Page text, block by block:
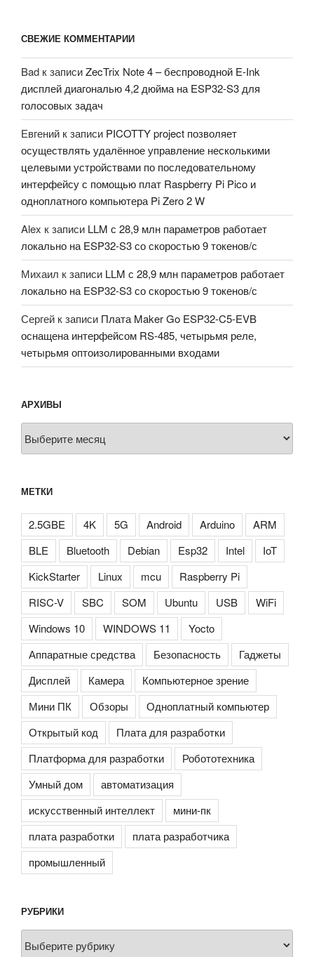
СВЕЖИЕ КОММЕНТАРИИ
Bad к записиZecTrix Note 4 – беспроводной E-Ink
дисплей диагональю 4,2 дюйма на ESP32-S3 для
голосовых задач
Евгений к записи PICOTTY project позволяет
осуществлять удалённое управление несколькими
целевыми устройствами по последовательному
интерфейсу с помощью плат Raspberry Pi Pico и
одноплатного компьютера Pi Zero 2 W
Alex к записи LLM с 28,9 млн параметров работает
локально на ESP32-S3 со скоростью 9 токенов/с
Михаил к записи LLM с 28,9 млн параметров работает
локально на ESP32-S3 со скоростью 9 токенов/с
Сергей к записи Плата Maker Go ESP32-C5-EVB
оснащена интерфейсом RS-485, четырьмя реле,
четырьмя оптоизолированными входами
АРХИВЫ
МЕТКИ
2.5GBE 4K 5G Android Arduino
ARM
BLE
Bluetooth Debian Esp32 Intel
IoT
KickStarter
Linux mcu
Raspberry Pi
RISC-V
SBC SOM Ubuntu USB
WiFi
Windows 10
WINDOWS 11
Yocto
Аппаратные средства
Безопасность
Гаджеты
Дисплей
Камера
Компьютерное зрение
Мини ПК
Обзоры
Одноплатный компьютер
Открытый код
Плата для разработки
Платформа для разработки
Робототехника
Умный дом
автоматизация
искусственный интеллект
мини-пк
плата разработки
плата разработчика
промышленный
РУБРИКИ